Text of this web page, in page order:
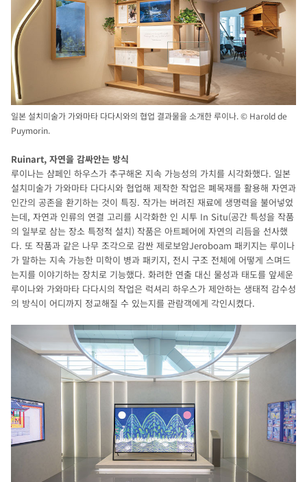
일본 설치미술가 가와마타 다다시와의 협업 결과물을 소개한 루이나. © Harold de
Puymorin.
Ruinart, 자연을 감싸안는 방식
루이나는 샴페인 하우스가 추구해온 지속 가능성의 가치를 시각화했다. 일본
설치미술가 가와마타 다다시와 협업해 제작한 작업은 폐목재를 활용해 자연과
인간의 공존을 환기하는 것이 특징. 작가는 버려진 재료에 생명력을 불어넣었
는데, 자연과 인류의 연결 고리를 시각화한 인 시투 In Situ(공간 특성을 작품
의 일부로 삼는 장소 특정적 설치) 작품은 아트페어에 자연의 리듬을 선사했
다. 또 작품과 같은 나무 조각으로 감싼 제로보암Jeroboam 패키지는 루이나
가 말하는 지속 가능한 미학이 병과 패키지, 전시 구조 전체에 어떻게 스며드
는지를 이야기하는 장치로 기능했다. 화려한 연출 대신 물성과 태도를 앞세운
루이나와 가와마타 다다시의 작업은 럭셔리 하우스가 제안하는 생태적 감수성
의 방식이 어디까지 정교해질 수 있는지를 관람객에게 각인시켰다.